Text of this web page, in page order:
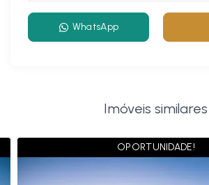
WhatsApp
Imóveis similares
OPORTUNIDADE!